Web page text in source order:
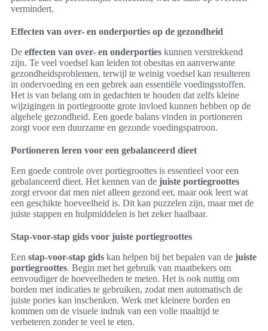
vermindert.
Effecten van over- en onderporties op de gezondheid
De effecten van over- en onderporties kunnen verstrekkend
zijn. Te veel voedsel kan leiden tot obesitas en aanverwante
gezondheidsproblemen, terwijl te weinig voedsel kan resulteren
in ondervoeding en een gebrek aan essentiële voedingsstoffen.
Het is van belang om in gedachten te houden dat zelfs kleine
wijzigingen in portiegrootte grote invloed kunnen hebben op de
algehele gezondheid. Een goede balans vinden in portioneren
zorgt voor een duurzame en gezonde voedingspatroon.
Portioneren leren voor een gebalanceerd dieet
Een goede controle over portiegroottes is essentieel voor een
gebalanceerd dieet. Het kennen van de juiste portiegroottes
zorgt ervoor dat men niet alleen gezond eet, maar ook leert wat
een geschikte hoeveelheid is. Dit kan puzzelen zijn, maar met de
juiste stappen en hulpmiddelen is het zeker haalbaar.
Stap-voor-stap gids voor juiste portiegroottes
Een stap-voor-stap gids kan helpen bij het bepalen van de juiste
portiegroottes. Begin met het gebruik van maatbekers om
eenvoudiger de hoeveelheden te meten. Het is ook nuttig om
borden met indicaties te gebruiken, zodat men automatisch de
juiste pories kan inschenken. Werk met kleinere borden en
kommen om de visuele indruk van een volle maaltijd te
verbeteren zonder te veel te eten.